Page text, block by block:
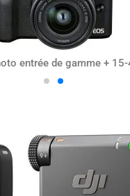
entrée de gamme +